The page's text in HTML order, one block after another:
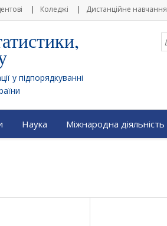
Коледжі Дистанційне навчання
у підпорядкуванні
Наука Міжнародна діяльність